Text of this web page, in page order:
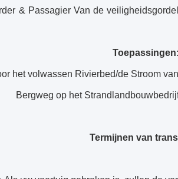
& Passagier Van de
Toepassingen:
het volwassen Rivierbed/de Stroom
Bergweg op het
Termijnen van